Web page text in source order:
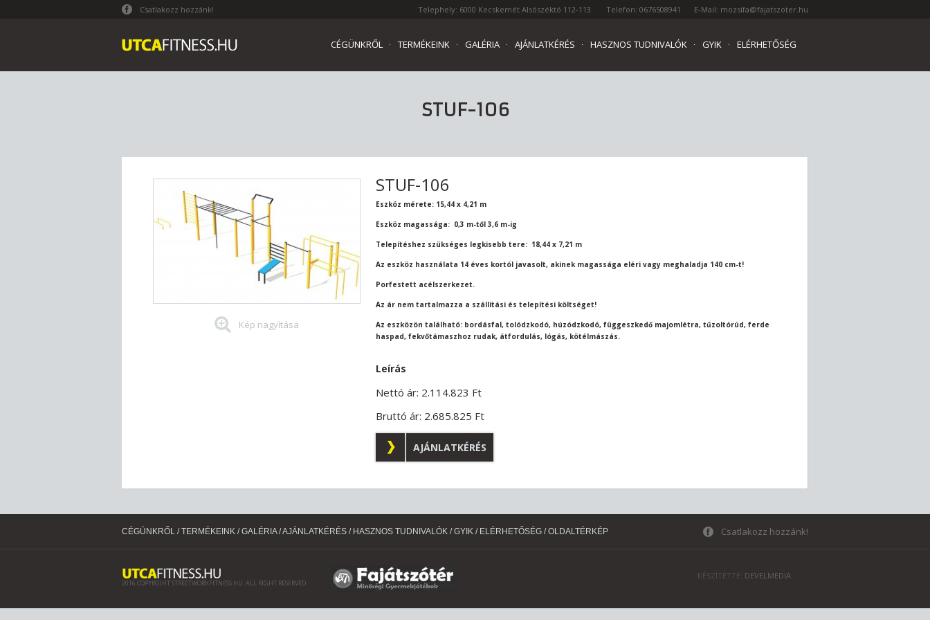
Csatlakozz hozzánk! Telephely: 6000 Kecskemét Alsószéktó 112-113. Telefon: 0676508941 E-Mail: mozsifa@fajatszoter.hu
CÉGÜNKRŐL TERMÉKEINK GALÉRIA AJÁNLATKÉRÉS HASZNOS TUDNIVALÓK GYIK ELÉRHETŐSÉG
STUF-106
Kép nagyítása
STUF-106
Eszköz mérete: 15,44 x 4,21 m
Eszköz magassága: 0,3 m-től 3,6 m-ig
Telepítéshez szükséges legkisebb tere: 18,44 x 7,21 m
Az eszköz használata 14 éves kortól javasolt, akinek magassága eléri vagy meghaladja 140 cm-t!
Porfestett acélszerkezet.
Az ár nem tartalmazza a szállítási és telepítési költséget!
Az eszközön található: bordásfal, tolódzkodó, húzódzkodó, függeszkedő majomlétra, tűzoltórúd, ferde
haspad, fekvőtámaszhoz rudak, átfordulás, lógás, kötélmászás.
Leírás
Nettó ár: 2.114.823 Ft
Bruttó ár: 2.685.825 Ft
AJÁNLATKÉRÉS
CÉGÜNKRŐL /TERMÉKEINK /GALÉRIA/AJÁNLATKÉRÉS / HASZNOS TUDNIVALÓK /GYIK / ELÉRHETŐSÉG /OLDALTÉRKÉP Csatlakozz hozzánk!
2016 COPYRGIHT STREETWORKFITNESS.HU. ALL RIGHT RESERVED
KÉSZÍTETTE: DEVELMEDIA